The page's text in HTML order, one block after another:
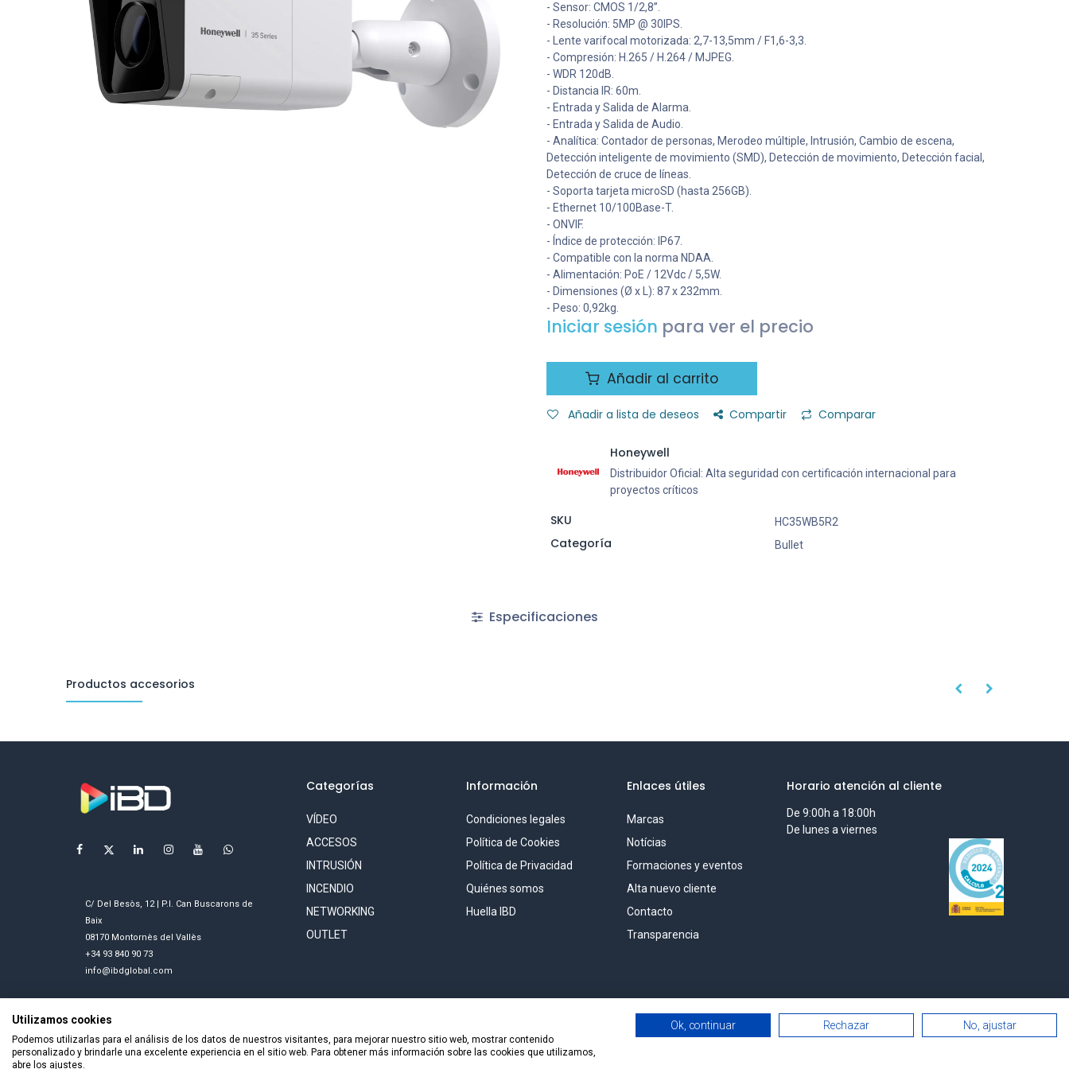
- Sensor: CMOS 1/2,8”.
- Resolución: 5MP @ 30IPS.
- Lente varifocal motorizada: 2,7-13,5mm / F1,6-3,3.
- Compresión: H.265 / H.264 / MJPEG.
- WDR 120dB.
- Distancia IR: 60m.
- Entrada y Salida de Alarma.
- Entrada y Salida de Audio.
- Analítica: Contador de personas, Merodeo múltiple, Intrusión, Cambio de escena,
Detección inteligente de movimiento (SMD), Detección de movimiento, Detección facial,
Detección de cruce de líneas.
- Soporta tarjeta microSD (hasta 256GB).
- Ethernet 10/100Base-T.
- ONVIF.
- Índice de protección: IP67.
- Compatible con la norma NDAA.
- Alimentación: PoE / 12Vdc / 5,5W.
- Dimensiones (Ø x L): 87 x 232mm.
- Peso: 0,92kg.
Iniciar sesión para ver el precio
Añadir al carrito
Añadir a lista de deseos Compartir Comparar
Honeywell
Distribuidor Oficial: Alta seguridad con certificación internacional para
proyectos críticos
SKU HC35WB5R2
Categoría Bullet
Especificaciones
Productos accesorios
C/ Del Besòs, 12 | P.I. Can Buscarons de
Baix
08170 Montornès del Vallès
+34 93 840 90 73
info@ibdglobal.com
Categorías
VÍDEO
ACCESOS
INTRUSIÓN
INCENDIO
NETWORKING
OUTLET
Información
Condiciones legales
Política de Cookies
Política de Privacidad
Quiénes somos
Huella IBD
Enlaces útiles
Marcas
Notícias
Formaciones y eventos
Alta nuevo cliente
Contacto
Transparencia
Horario atención al cliente
De 9:00h a 18:00h
De lunes a viernes
Utilizamos cookies
Podemos utilizarlas para el análisis de los datos de nuestros visitantes, para mejorar nuestro sitio web, mostrar contenido
personalizado y brindarle una excelente experiencia en el sitio web. Para obtener más información sobre las cookies que utilizamos,
abre los ajustes.
Ok, continuar Rechazar No, ajustar